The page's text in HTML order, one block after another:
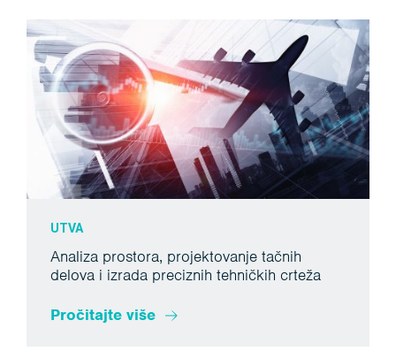
UTVA
Analiza prostora, projektovanje tačnih
delova i izrada preciznih tehničkih crteža
Pročitajte više